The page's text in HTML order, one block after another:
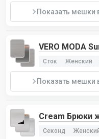
Показать мешки
Сток Женский
Показать мешки
Cream Брюки
Секонд